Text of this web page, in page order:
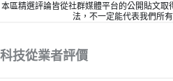
本區精選評論皆從社群媒體平台的公開貼文
法，不一定能代表我們所
科技從業者評價